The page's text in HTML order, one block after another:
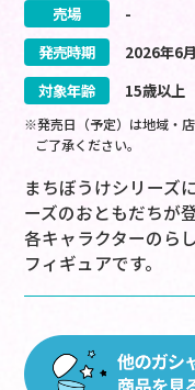
売場
-
発売時期
2026年6月
対象年齢
15歳以上
※発売日（予定）は地域・
ご了承ください。
まちぼうけシリーズ
ーズのおともだちが
各キャラクターのら
フィギュアです。